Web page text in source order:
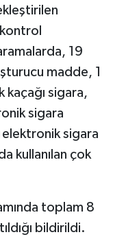
19
madde, 1
sigara,
sigara
sigara
kullanılan çok
toplam 8
bildirildi.